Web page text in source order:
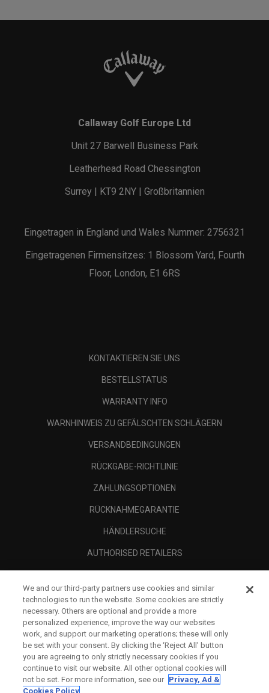
Callaway Golf Europe Ltd
Unit 27 Barwell Business Park
Leatherhead Road Chessington
Surrey | KT9 2NY | Großbritannien
Eingetragen in England und Wales Nummer: 2756321
Eingetragenen Firmensitzes: 1 Blossom Yard, Fourth
Floor, London, E1 6RS
KONTAKTIEREN SIE UNS
BESTELLSTATUS
WARRANTY INFO
WARNHINWEIS ZU GEFÄLSCHTEN SCHLÄGERN
VERSANDBEDINGUNGEN
RÜCKGABE-RICHTLINIE
ZAHLUNGSOPTIONEN
RÜCKNAHMEGARANTIE
HÄNDLERSUCHE
AUTHORISED RETAILERS
UNTERNEHMENSPROFIL
RECHTLICHES-
We and our third-party partners use cookies and similar
technologies to run the website. Some cookies are strictly
necessary. Others are optional and provide a more
personalized experience, improve the way our websites
work, and support our marketing operations; these will only
be set with your consent. By clicking the ‘Reject All' button
you are agreeing to only strictly necessary cookies if you
continue to visit our website. All other optional cookies will
not be set. For more information, see our Privacy, Ad &
Cookies Policy